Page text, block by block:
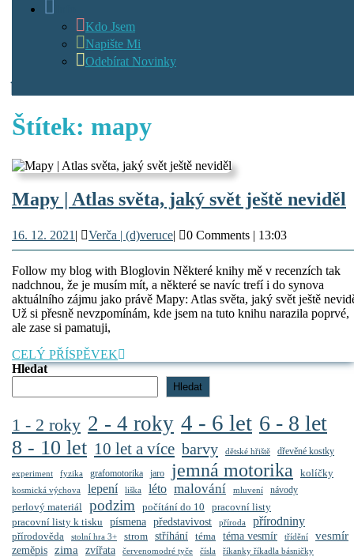
Kdo Jsem
Napište Mi
Odebírat Novinky
Štítek: mapy
Mapy | Atlas světa, jaký svět ještě neviděl
16. 12. 2021 16.
12.
| Verča | (d)veruceVerča
|
| 0 Comments | 13:03
Follow my blog with Bloglovin Některé knihy mě v recenzích tak
nadchnou, že je musím mít, a některé se navíc trefí i do synova
aktuálního zájmu jako právě Mapy: Atlas světa, jaký svět ještě
Už si přesně nevzpomínám, kde jsem na tuto knihu narazila poprvé,
ale zase si pamatuji,
CELÝ PŘÍSPĚVEK
PŘÍSPĚVEK
Hledat
Hledat
1 - 2 roky 2 - 4 roky 4 - 6 let 6 - 8 let
8 - 10 let 10 let a více barvy dětské hřiště dřevěné kostky
experiment fyzika grafomotorika jaro jemná motorika kolíčky
kosmická výchova lepení liška léto malování mluvení návody
perlový materiál podzim počítání do 10
pracovní listy
pracovní listy k tisku
písmena představivost příroda přírodniny
přírodověda stolní hra 3+ strom stříhání téma téma vesmír třídění vesmír
zeměpis zima zvířata červenomodré tyče čísla říkanky říkadla básničky